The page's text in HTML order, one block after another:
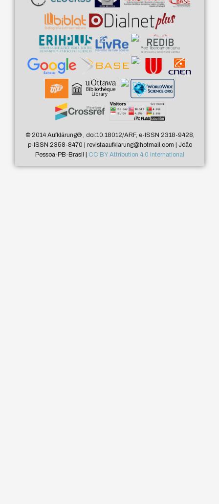
© 2014 Aufklärung®, doi:10.18012/ARF, e-ISSN 2318-9428,
p-ISSN 2358-8470 | revistaaufklarung@hotmail.com | João
Pessoa-PB-Brasil | CC BY Attribution 4.0 International